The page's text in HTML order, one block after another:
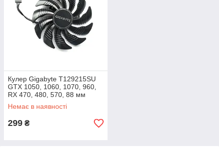
Кулер Gigabyte T129215SU
GTX 1050, 1060, 1070, 960,
RX 470, 480, 570, 88 мм
лівостор
Немає в наявності
299 ₴